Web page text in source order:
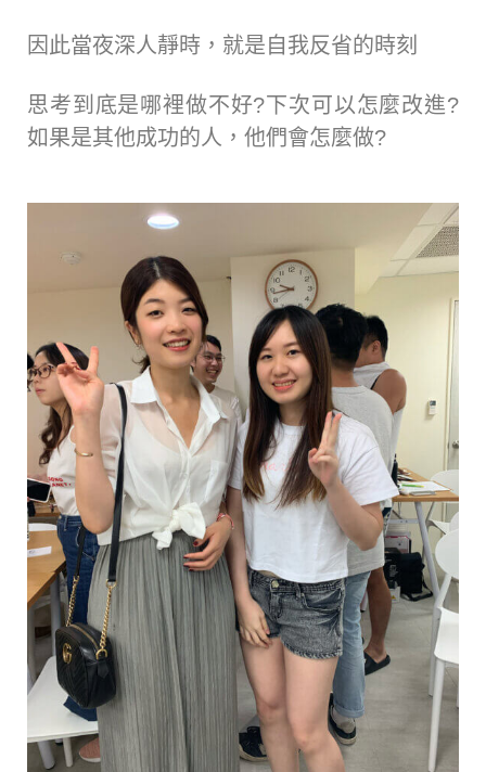
因此當夜深人靜時，就是自我反省的時刻
思考到底是哪裡做不好?下次可以怎麼改進?
如果是其他成功的人，他們會怎麼做?